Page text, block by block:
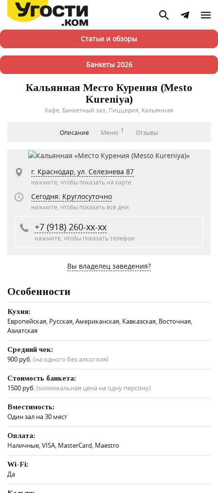
Статьи и обзоры
Банкеты 2026
Кальянная Место Курения (Mesto
Kureniya)
Кафе, Банкетный зал, Пиццерия, Кальянная
Описание Меню 1 Отзывы
г. Краснодар, ул. Селезнева 87
нажмите, чтобы показать на карте
Сегодня: Круглосуточно
нажмите, чтобы показать все дни
+7 (918) 260-xx-xx
нажмите, чтобы показать телефон
Вы владелец заведения?
Особенности
Кухня:
Европейская, Русская, Американская, Кавказская, Восточная,
Азиатская
Средний чек:
900 руб.(на одного без алкоголя)
Стоимость банкета:
1500 руб.(минимальная цена на одну персону)
Вместимость:
Один зал на 30 мест
Оплата:
Наличные, VISA, MasterCard, Maestro
Wi-Fi:
Да